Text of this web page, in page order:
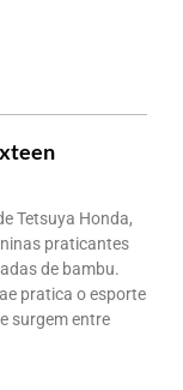
Tetsuya Honda,
praticantes
de bambu.
pratica o esporte
surgem entre